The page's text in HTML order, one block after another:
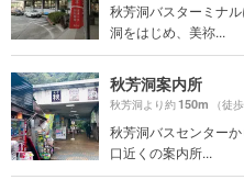
秋芳洞バスターミナ
洞をはじめ、美祢...
秋芳洞案内所
秋芳洞より約150m （徒
秋芳洞バスセンター
口近くの案内所...